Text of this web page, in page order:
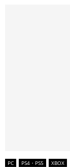
PC PS4・PS5 XBOX